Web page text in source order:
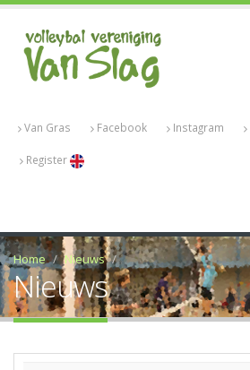
Van Gras Facebook Instagram
Register
Home Nieuws
Nieuws